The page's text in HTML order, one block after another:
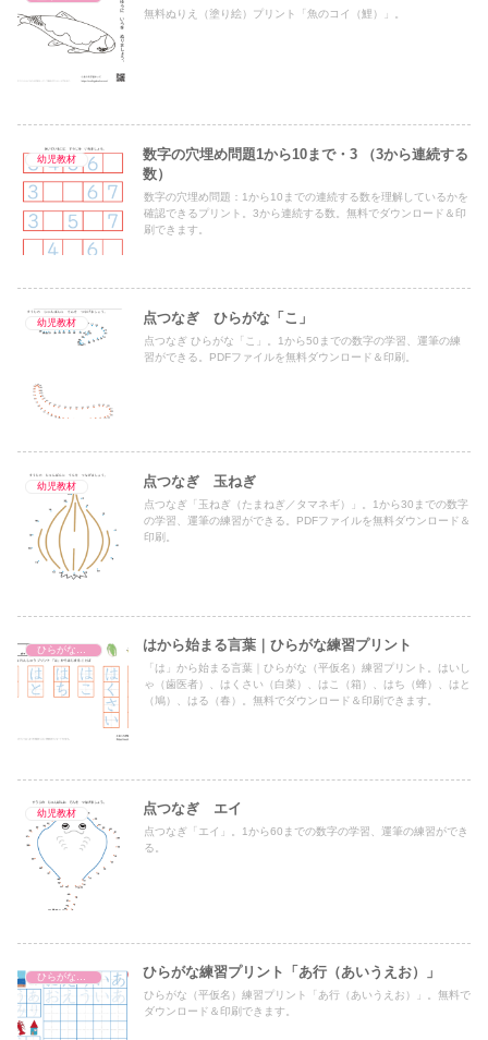
無料ぬりえ（塗り絵）プリント「魚のコイ（鯉）」。
幼児教材
数字の穴埋め問題1から10まで・3 （3から連続する
数）
数字の穴埋め問題：1から10までの連続する数を理解しているかを
確認できるプリント。3から連続する数。無料でダウンロード＆印
刷できます。
幼児教材 点つなぎ ひらがな「こ」
点つなぎ ひらがな「こ」。1から50までの数字の学習、運筆の練
習ができる。PDFファイルを無料ダウンロード＆印刷。
幼児教材 点つなぎ 玉ねぎ
点つなぎ「玉ねぎ（たまねぎ／タマネギ）」。1から30までの数字
の学習、運筆の練習ができる。PDFファイルを無料ダウンロード＆
印刷。
ひらがな練習プリント はから始まる言葉｜ひらがな練習プリント
「は」から始まる言葉｜ひらがな（平仮名）練習プリント。はいし
ゃ（歯医者）、はくさい（白菜）、はこ（箱）、はち（蜂）、はと
（鳩）、はる（春）。無料でダウンロード＆印刷できます。
幼児教材 点つなぎ エイ
点つなぎ「エイ」。1から60までの数字の学習、運筆の練習ができ
る。
ひらがな練習プリント ひらがな練習プリント「あ行（あいうえお）」
ひらがな（平仮名）練習プリント「あ行（あいうえお）」。無料で
ダウンロード＆印刷できます。